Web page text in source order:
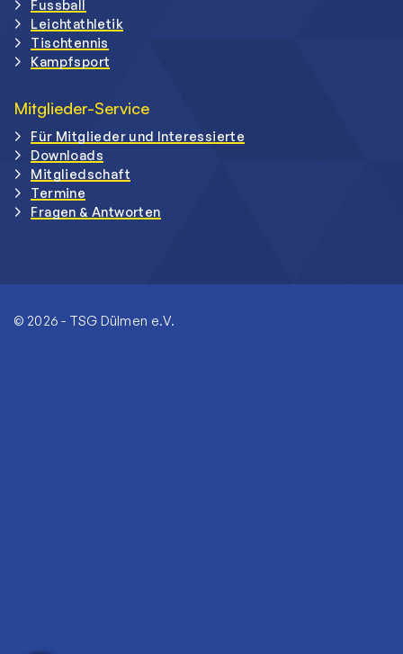
Fussball
Leichtathletik
Tischtennis
Kampfsport
Mitglieder-Service
Für Mitglieder und Interessierte
Downloads
Mitgliedschaft
Termine
Fragen & Antworten
© 2026 - TSG Dülmen e.V.